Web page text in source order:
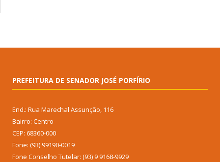
PREFEITURA DE SENADOR JOSÉ PORFÍRIO
End.: Rua Marechal Assunção, 116
Bairro: Centro
CEP: 68360-000
Fone: (93) 99190-0019
Fone Conselho Tutelar: (93) 9 9168-9929